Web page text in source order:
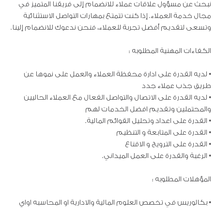
نبحث عن مسؤول علاقات عملاء للانضمام إلى فريقنا المتميز في
مجال خدمة العملاء. إذا كنت تتمتع بمهارات التواصل الاستثنائية
وتسعى لتقديم أفضل تجربة للعملاء، فنحن ندعوك للانضمام إلينا.
الكفاءات المهنية المطلوبه :
• لديه القدرة على ادارة محفظة العملاء والعمل على نموها عن
طريق جذب عملاء جدد
• لديه القدرة على الاتصال والتواصل الفعال مع العملاء الحاليين
والمحتملين وتقديم افضل الخدمات لهم
• القدرة على اعداد وتحليل القوائم المالية.
• القدرة على المتابعة و التنظيم
• القدرة على الترويج و الاقناع
• الرغبة والقدرة على العمل الميداني.
المؤهلات المطلوبه :
• بكالوريس في تخصص العلوم المالية والادارية او المحاسبه اواي